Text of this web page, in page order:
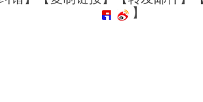
】